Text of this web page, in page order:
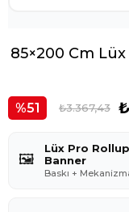
85×200 Cm
51 ₺3.367,43
🖼️
Lüx Pro Rollup
Banner
Baskı +